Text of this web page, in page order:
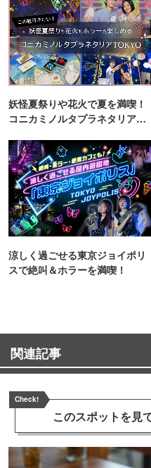
妖怪夏祭りや花火で夏を満喫！
コニカミノルタプラネタリア
涼しく過ごせる東京ジョイポリ
スで絶叫＆ホラーを満喫！
関連記事
Check!
このスポットを見